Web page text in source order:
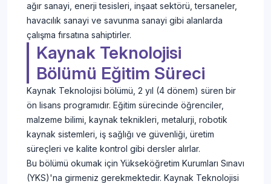
ağır sanayi, enerji tesisleri, inşaat sektörü, tersaneler,
havacılık sanayi ve savunma sanayi gibi alanlarda
çalışma fırsatına sahiptirler.
Kaynak Teknolojisi
Bölümü Eğitim Süreci
Kaynak Teknolojisi bölümü, 2 yıl (4 dönem) süren bir
ön lisans programıdır. Eğitim sürecinde öğrenciler,
malzeme bilimi, kaynak teknikleri, metalurji, robotik
kaynak sistemleri, iş sağlığı ve güvenliği, üretim
süreçleri ve kalite kontrol gibi dersler alırlar.
Bu bölümü okumak için Yükseköğretim Kurumları Sınavı
(YKS)'na girmeniz gerekmektedir. Kaynak Teknolojisi